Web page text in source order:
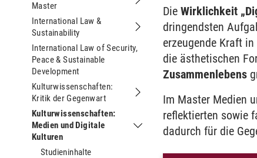
Master
Untermenu Individual Research
International Law &
Sustainability
Untermenu International Law &
International Law of Security,
Peace & Sustainable
Development
Kulturwissenschaften:
Kritik der Gegenwart
Untermenu Kulturwissenschaften:
Kulturwissenschaften:
Medien und Digitale
Kulturen
Untermenu Kulturwissenschaften:
Studieninhalte
DieWirklichkeit
dringendsten
erzeugende Kraft
die ästhetischen
Zusammen­lebens
Im Master Medien
reflektierten sowie
dadurch für die